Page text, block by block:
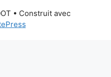
• Construit avec